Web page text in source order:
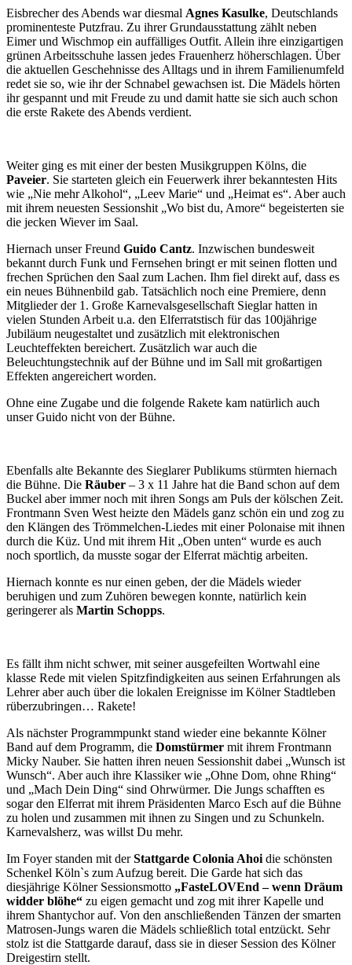
Eisbrecher des Abends war diesmal Agnes Kasulke, Deutschlands
prominenteste Putzfrau. Zu ihrer Grundausstattung zählt neben
Eimer und Wischmop ein auffälliges Outfit. Allein ihre einzigartigen
grünen Arbeitsschuhe lassen jedes Frauenherz höherschlagen. Über
die aktuellen Geschehnisse des Alltags und in ihrem Familienumfeld
redet sie so, wie ihr der Schnabel gewachsen ist. Die Mädels hörten
ihr gespannt und mit Freude zu und damit hatte sie sich auch schon
die erste Rakete des Abends verdient.
Weiter ging es mit einer der besten Musikgruppen Kölns, die
Paveier. Sie starteten gleich ein Feuerwerk ihrer bekanntesten Hits
wie „Nie mehr Alkohol“, „Leev Marie“ und „Heimat es“. Aber auch
mit ihrem neuesten Sessionshit „Wo bist du, Amore“ begeisterten sie
die jecken Wiever im Saal.
Hiernach unser Freund Guido Cantz. Inzwischen bundesweit
bekannt durch Funk und Fernsehen bringt er mit seinen flotten und
frechen Sprüchen den Saal zum Lachen. Ihm fiel direkt auf, dass es
ein neues Bühnenbild gab. Tatsächlich noch eine Premiere, denn
Mitglieder der 1. Große Karnevalsgesellschaft Sieglar hatten in
vielen Stunden Arbeit u.a. den Elferratstisch für das 100jährige
Jubiläum neugestaltet und zusätzlich mit elektronischen
Leuchteffekten bereichert. Zusätzlich war auch die
Beleuchtungstechnik auf der Bühne und im Sall mit großartigen
Effekten angereichert worden.
Ohne eine Zugabe und die folgende Rakete kam natürlich auch
unser Guido nicht von der Bühne.
Ebenfalls alte Bekannte des Sieglarer Publikums stürmten hiernach
die Bühne. Die Räuber – 3 x 11 Jahre hat die Band schon auf dem
Buckel aber immer noch mit ihren Songs am Puls der kölschen Zeit.
Frontmann Sven West heizte den Mädels ganz schön ein und zog zu
den Klängen des Trömmelchen-Liedes mit einer Polonaise mit ihnen
durch die Küz. Und mit ihrem Hit „Oben unten“ wurde es auch
noch sportlich, da musste sogar der Elferrat mächtig arbeiten.
Hiernach konnte es nur einen geben, der die Mädels wieder
beruhigen und zum Zuhören bewegen konnte, natürlich kein
geringerer als Martin Schopps.
Es fällt ihm nicht schwer, mit seiner ausgefeilten Wortwahl eine
klasse Rede mit vielen Spitzfindigkeiten aus seinen Erfahrungen als
Lehrer aber auch über die lokalen Ereignisse im Kölner Stadtleben
rüberzubringen… Rakete!
Als nächster Programmpunkt stand wieder eine bekannte Kölner
Band auf dem Programm, die Domstürmer mit ihrem Frontmann
Micky Nauber. Sie hatten ihren neuen Sessionshit dabei „Wunsch ist
Wunsch“. Aber auch ihre Klassiker wie „Ohne Dom, ohne Rhing“
und „Mach Dein Ding“ sind Ohrwürmer. Die Jungs schafften es
sogar den Elferrat mit ihrem Präsidenten Marco Esch auf die Bühne
zu holen und zusammen mit ihnen zu Singen und zu Schunkeln.
Karnevalsherz, was willst Du mehr.
Im Foyer standen mit derStattgarde Colonia Ahoi die schönsten
Schenkel Köln`s zum Aufzug bereit. Die Garde hat sich das
diesjährige Kölner Sessionsmotto „FasteLOVEnd – wenn Dräum
widder blöhe“ zu eigen gemacht und zog mit ihrer Kapelle und
ihrem Shantychor auf. Von den anschließenden Tänzen der smarten
Matrosen-Jungs waren die Mädels schließlich total entzückt. Sehr
stolz ist die Stattgarde darauf, dass sie in dieser Session des Kölner
Dreigestirn stellt.